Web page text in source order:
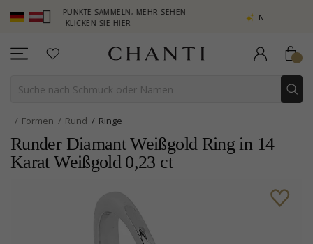
– PUNKTE SAMMELN, MEHR SEHEN –
KLICKEN SIE HIER
NEW COLLECTION | AURA
Formen Rund Ringe
Runder Diamant Weißgold Ring in 14
Karat Weißgold 0,23 ct